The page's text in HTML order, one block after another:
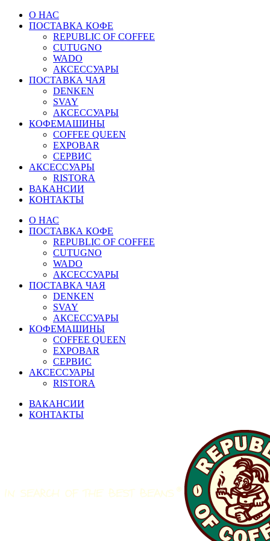
О НАС
ПОСТАВКА КОФЕ
REPUBLIC OF COFFEE
CUTUGNO
WADO
АКСЕССУАРЫ
ПОСТАВКА ЧАЯ
DENKEN
SVAY
АКСЕССУАРЫ
КОФЕМАШИНЫ
COFFEE QUEEN
EXPOBAR
СЕРВИС
АКСЕССУАРЫ
RISTORA
ВАКАНСИИ
КОНТАКТЫ
О НАС
ПОСТАВКА КОФЕ
REPUBLIC OF COFFEE
CUTUGNO
WADO
АКСЕССУАРЫ
ПОСТАВКА ЧАЯ
DENKEN
SVAY
АКСЕССУАРЫ
КОФЕМАШИНЫ
COFFEE QUEEN
EXPOBAR
СЕРВИС
АКСЕССУАРЫ
RISTORA
ВАКАНСИИ
КОНТАКТЫ